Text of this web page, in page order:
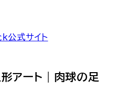
式サイト
ート｜肉球の足